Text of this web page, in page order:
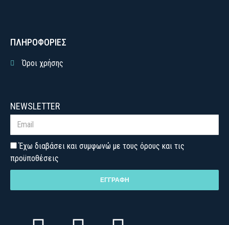
ΠΛΗΡΟΦΟΡΙΕΣ
Όροι χρήσης
NEWSLETTER
Έχω διαβάσει και συμφωνώ με τους όρους και τις
προϋποθέσεις
ΕΓΓΡΑΦΗ